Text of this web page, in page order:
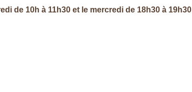
de 10h à 11h30 et le mercredi de 18h30 à 19h30